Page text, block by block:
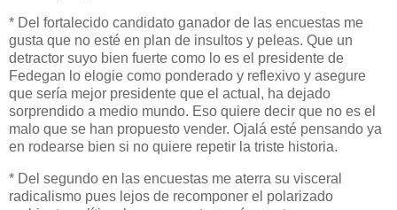
* Del fortalecido candidato ganador de las encuestas me
gusta que no esté en plan de insultos y peleas. Que un
detractor suyo bien fuerte como lo es el presidente de
Fedegan lo elogie como ponderado y reflexivo y asegure
que sería mejor presidente que el actual, ha dejado
sorprendido a medio mundo. Eso quiere decir que no es el
malo que se han propuesto vender. Ojalá esté pensando ya
en rodearse bien si no quiere repetir la triste historia.
* Del segundo en las encuestas me aterra su visceral
radicalismo pues lejos de recomponer el polarizado